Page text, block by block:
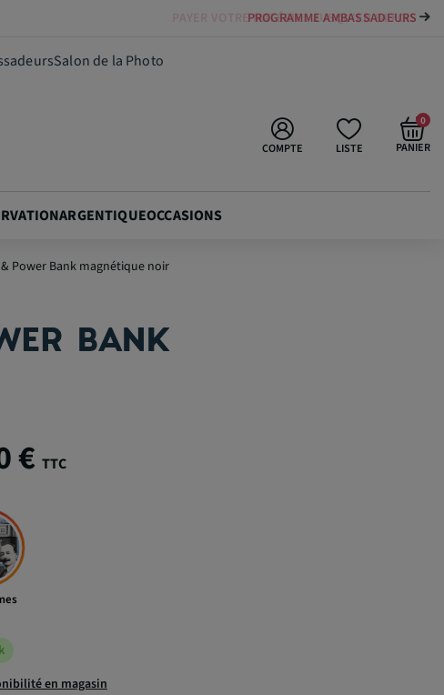
PAYER VOTRE MATÉRIEL JUSQU'EN 84 FOIS
Salon de la Photo
LISTE
COMPTE PANIER
0
ARGENTIQUEOCCASIONS
& Power Bank magnétique noir
BANK
€ TTC
en magasin
48,90 €